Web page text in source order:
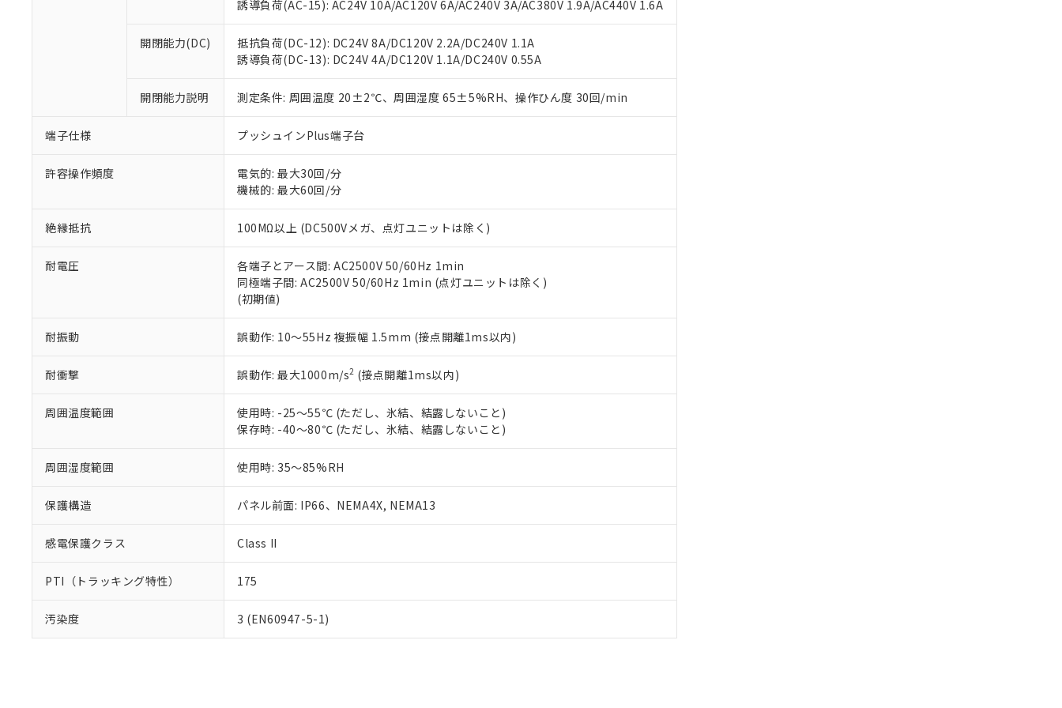
誘導負荷(AC-15): AC24V 10A/AC120V 6A/AC240V 3A/AC380V 1.9A/AC440V 1.6A
開閉能力(DC)
抵抗負荷(DC-12): DC24V 8A/DC120V 2.2A/DC240V 1.1A
誘導負荷(DC-13): DC24V 4A/DC120V 1.1A/DC240V 0.55A
開閉能力説明 測定条件: 周囲温度 20±2℃、周囲湿度 65±5%RH、操作ひん度 30回/min
端子仕様 プッシュインPlus端子台
許容操作頻度
電気的: 最大30回/分
機械的: 最大60回/分
絶縁抵抗 100MΩ以上 (DC500Vメガ、点灯ユニットは除く)
耐電圧
各端子とアース間: AC2500V 50/60Hz 1min
同極端子間: AC2500V 50/60Hz 1min (点灯ユニットは除く)
(初期値)
耐振動 誤動作: 10～55Hz 複振幅 1.5mm (接点開離1ms以内)
耐衝撃 誤動作: 最大1000m/s2 (接点開離1ms以内)
周囲温度範囲
使用時: -25～55℃ (ただし、氷結、結露しないこと)
保存時: -40～80℃ (ただし、氷結、結露しないこと)
周囲湿度範囲 使用時: 35～85%RH
保護構造 パネル前面: IP66、NEMA4X, NEMA13
感電保護クラス Class II
PTI（トラッキング特性） 175
汚染度 3 (EN60947-5-1)
が、当社の製品・サービスに関するお客様との取引・商談に必要な範囲で利用することをご了承くだ
※当社の共同利用者とは、"個人情報の共同利用に関して"
いる法人を指します。
EU RoHS指令（10物質）の非含有証明書
51物質の非含有証明書（当社基準）
※本証明書は発行日時点で非含有を証明するもので、過去に遡って非含有を証明するものではありません。
また、RoHS指令のフタル酸エステル類４物質の対応では、対応完了までの期間は出荷製品に未対応品が
混在することから備考欄に対応日を記載しておりました。
り割愛しております。
白